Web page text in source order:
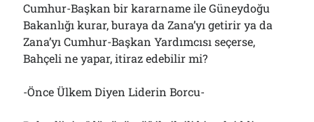
Cumhur-Başkan bir kararname ile Güneydoğu
Bakanlığı kurar, buraya da Zana’yı getirir ya da
Zana’yı Cumhur-Başkan Yardımcısı seçerse,
Bahçeli ne yapar, itiraz edebilir mi?
-Önce Ülkem Diyen Liderin Borcu-